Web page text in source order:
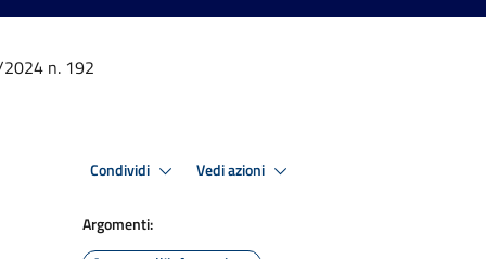
n. 192
Condividi Vedi azioni
Argomenti: